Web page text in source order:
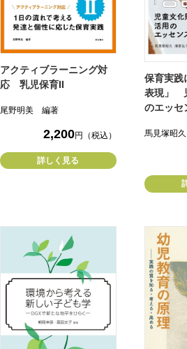
アクティブラーニング対
応 乳児保育II
尾野明美 編著
2,200円（税込）
詳しく見る
保育実践
表現」
のエッセ
馬見塚昭